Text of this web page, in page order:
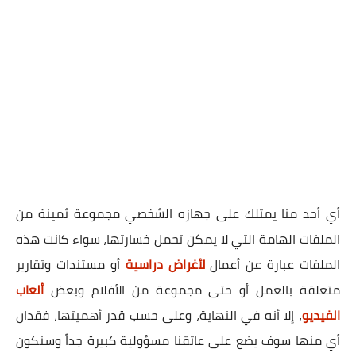
أي أحد منا يمتلك على جهازه الشخصي مجموعة ثمينة من
الملفات الهامة التي لا يمكن تحمل خسارتها، سواء كانت هذه
الملفات عبارة عن أعماللأغراض دراسية أو مستندات وتقارير
متعلقة بالعمل أو حتى مجموعة من الأفلام وبعضألعاب
الفيديو، إلا أنه في النهاية، وعلى حسب قدر أهميتها، فقدان
أي منها سوف يضع على عاتقنا مسؤولية كبيرة جداً وسنكون